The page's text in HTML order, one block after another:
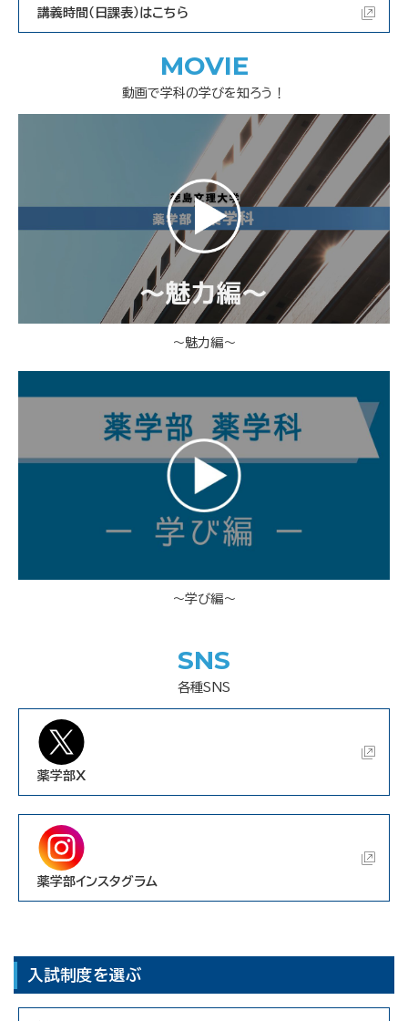
講義時間（日課表）はこちら
MOVIE
動画で学科の学びを知ろう！
～魅力編～
～学び編～
SNS
各種SNS
薬学部X
薬学部インスタグラム
入試制度を選ぶ